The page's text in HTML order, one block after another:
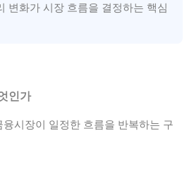
변화가 시장 흐름을 결정하는 핵심
인가
시장이 일정한 흐름을 반복하는 구